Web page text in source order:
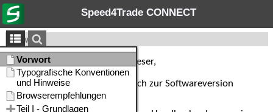
Speed4Trade CONNECT
Vorwort
Sehr geehrte Leserinnen und Leser,
Ihnen liegt das Online-Handbuch zur Softwareversion
4.16.30vor.